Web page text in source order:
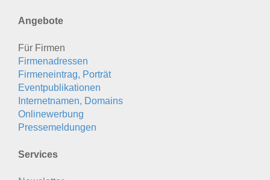
Angebote
Für Firmen
Firmenadressen
Firmeneintrag, Porträt
Eventpublikationen
Internetnamen, Domains
Onlinewerbung
Pressemeldungen
Services